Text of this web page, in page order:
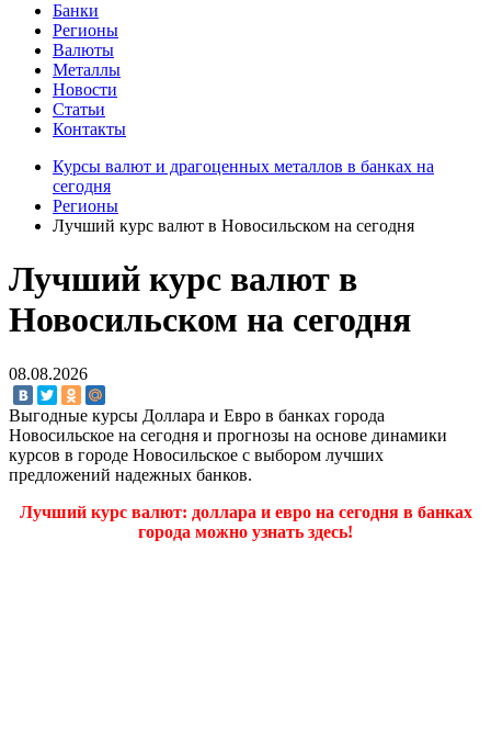
Банки
Регионы
Валюты
Металлы
Новости
Статьи
Контакты
Курсы валют и драгоценных металлов в банках на
сегодня
Регионы
Лучший курс валют в Новосильском на сегодня
Лучший курс валют в
Новосильском на сегодня
08.08.2026
Выгодные курсы Доллара и Евро в банках города
Новосильское на сегодня и прогнозы на основе динамики
курсов в городе Новосильское с выбором лучших
предложений надежных банков.
Лучший курс валют: доллара и евро на сегодня в банках
города можно узнать здесь!